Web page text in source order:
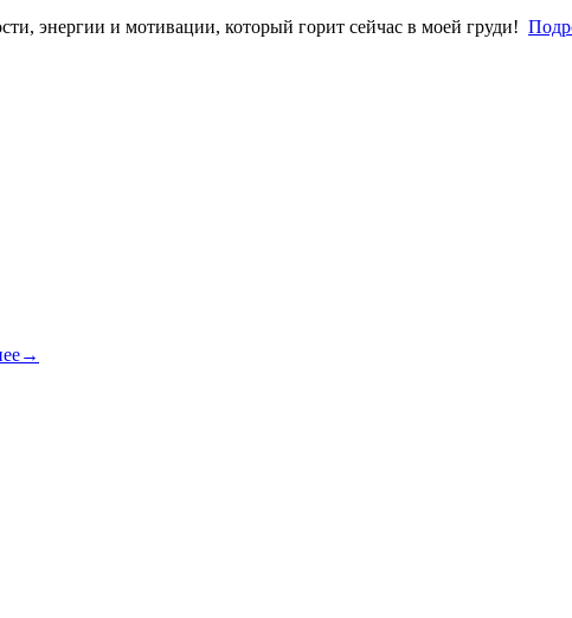
энергии и мотивации, который горит сейчас в моей груди!